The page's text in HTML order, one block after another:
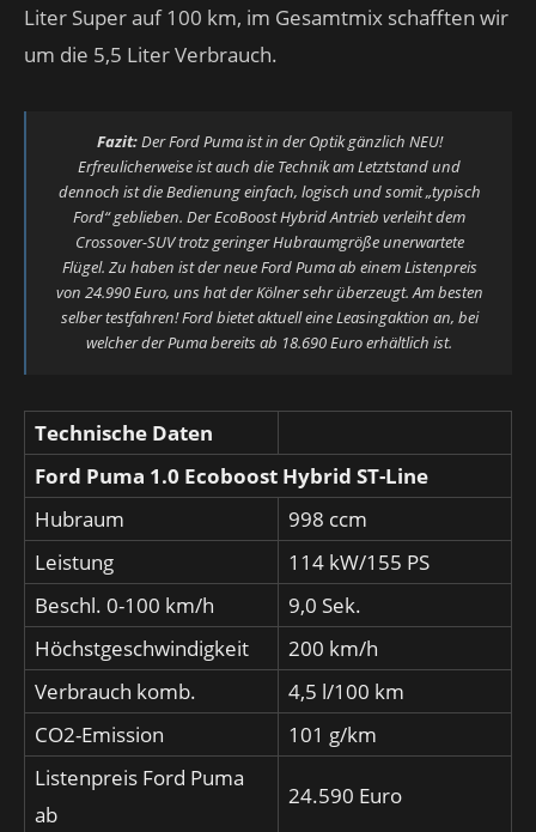
Liter Super auf 100 km, im Gesamtmix schafften wir
um die 5,5 Liter Verbrauch.
Fazit:Der Ford Puma ist in der Optik gänzlich NEU!
Erfreulicherweise ist auch die Technik am Letztstand und
dennoch ist die Bedienung einfach, logisch und somit „typisch
Ford“ geblieben. Der EcoBoost Hybrid Antrieb verleiht dem
Crossover-SUV trotz geringer Hubraumgröße unerwartete
Flügel. Zu haben ist der neue Ford Puma ab einem Listenpreis
von 24.990 Euro, uns hat der Kölner sehr überzeugt. Am besten
selber testfahren! Ford bietet aktuell eine Leasingaktion an, bei
welcher der Puma bereits ab 18.690 Euro erhältlich ist.
Technische Daten
Ford Puma 1.0 Ecoboost Hybrid ST-Line
Hubraum
998 ccm
Leistung
114 kW/155 PS
Beschl. 0-100 km/h
9,0 Sek.
Höchstgeschwindigkeit
200 km/h
Verbrauch komb.
4,5 l/100 km
CO2-Emission
101 g/km
Listenpreis Ford Puma
ab
24.590 Euro